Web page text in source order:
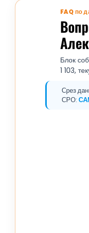
FAQ по
Блок
1 103,
Срез
СРО: